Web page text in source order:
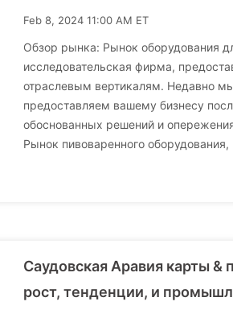
Feb 8, 2024 11:00 AM ET
Обзор рынка: Рынок оборудования
исследовательская фирма,
отраслевым вертикалям. Недавно
предоставляем вашему бизнесу
обоснованных решений и
Рынок пивоваренного
Саудовская Аравия карты
рост, тенденции, и